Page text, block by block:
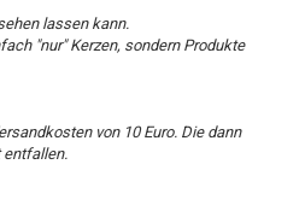
lassen kann.
"nur" Kerzen, sondern Produkte
von 10 Euro. Die dann
entfallen.